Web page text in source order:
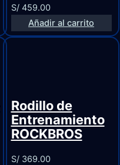
S/459.00
Añadir al carrito
Rodillo de
Entrenamiento
ROCKBROS
S/369.00